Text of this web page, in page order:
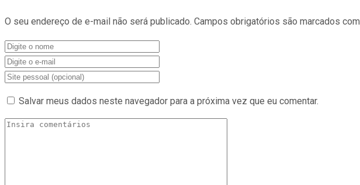
O seu endereço de e-mail não será publicado. Campos obrigatórios são marcados com
Salvar meus dados neste navegador para a próxima vez que eu comentar.